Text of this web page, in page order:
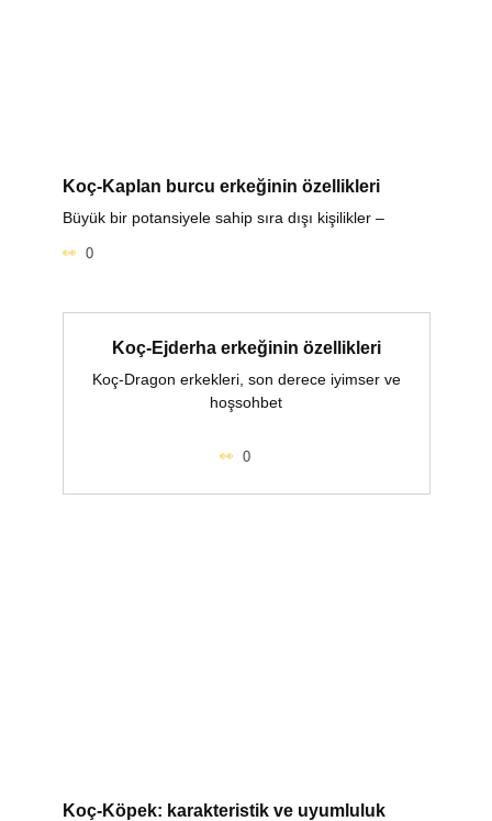
Koç-Kaplan burcu erkeğinin özellikleri
Büyük bir potansiyele sahip sıra dışı kişilikler –
0
Koç-Ejderha erkeğinin özellikleri
Koç-Dragon erkekleri, son derece iyimser ve
hoşsohbet
0
Koç-Köpek: karakteristik ve uyumluluk